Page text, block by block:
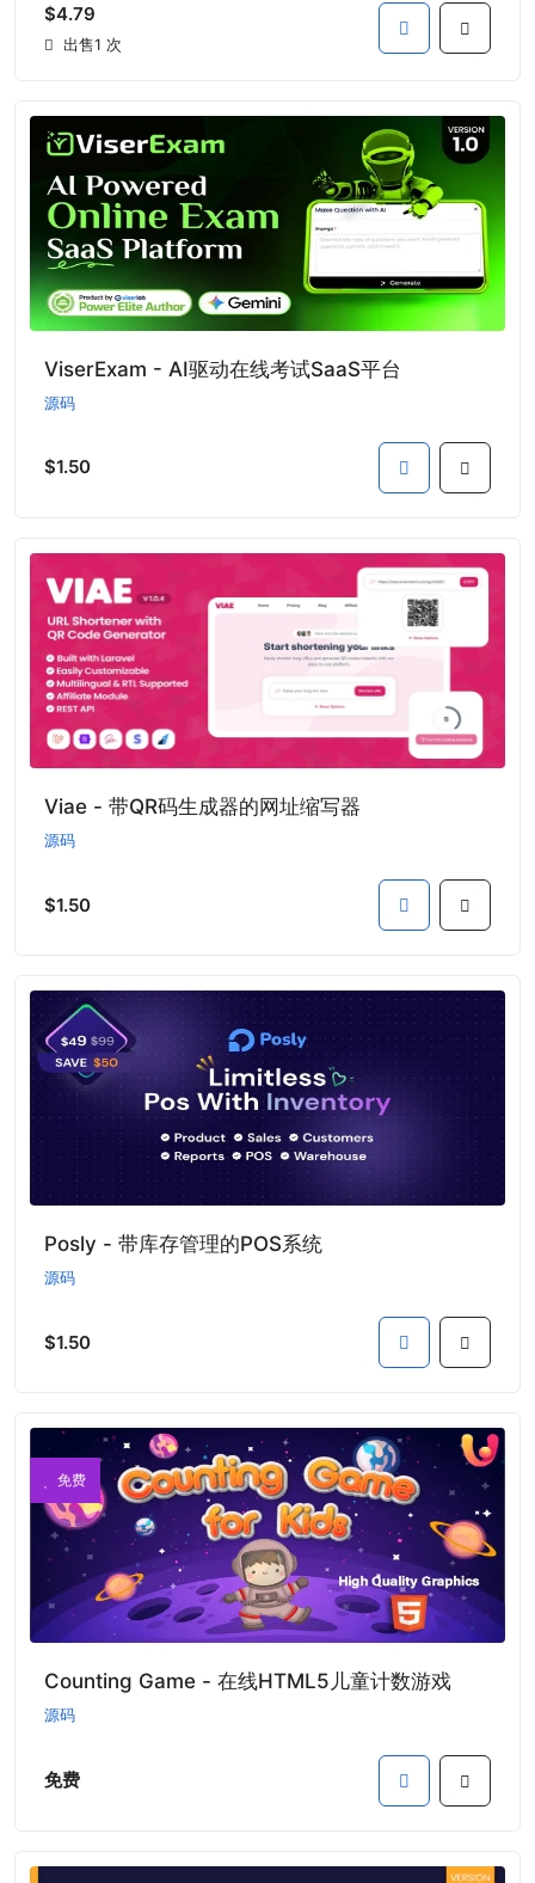
$4.79
出售1 次
ViserExam - AI驱动在线考试SaaS平台
源码
$1.50
Viae - 带QR码生成器的网址缩写器
源码
$1.50
Posly - 带库存管理的POS系统
源码
$1.50
免费
Counting Game - 在线HTML5儿童计数游戏
源码
免费